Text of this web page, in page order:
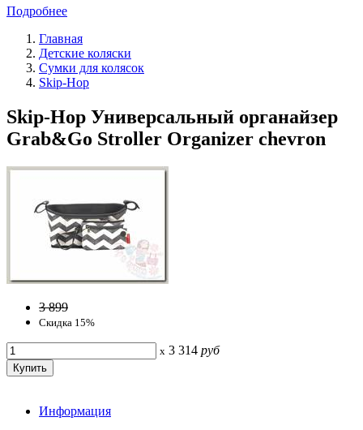
Подробнее
Главная
Детские коляски
Сумки для колясок
Skip-Hop
Skip-Hop Универсальный органайзер
Grab&Go Stroller Organizer chevron
3 899
Скидка 15%
x 3 314 руб
Информация